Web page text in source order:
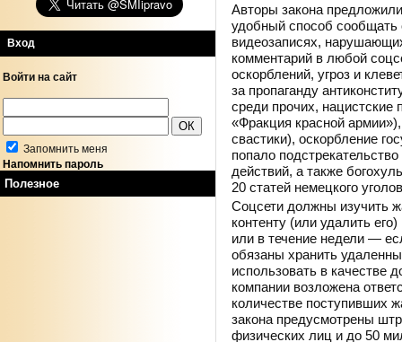
Вход
Войти на сайт
Запомнить меня
Напомнить пароль
Полезное
Авторы закона
удобный способ сообщать
видеозаписях,
комментарий в любой
оскорблений, угроз и
за пропаганду
среди прочих, нацистские
«Фракция красной
свастики), оскорбление
попало
действий, а также
20 статей немецкого
Соцсети должны изучить
контенту (или удалить
или в течение недели —
обязаны хранить
использовать в качестве
компании возложена
количестве поступивших
закона предусмотрены
физических лиц и до 50